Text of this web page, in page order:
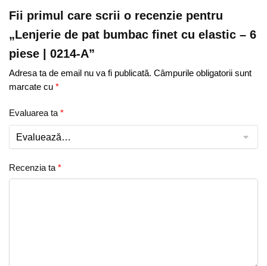
Fii primul care scrii o recenzie pentru
„Lenjerie de pat bumbac finet cu elastic – 6
piese | 0214-A”
Adresa ta de email nu va fi publicată. Câmpurile obligatorii sunt
marcate cu *
Evaluarea ta *
Recenzia ta *